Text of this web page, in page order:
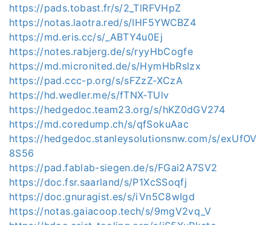
https://pads.tobast.fr/s/2_TlRFVHpZ
https://notas.laotra.red/s/IHF5YWCBZ4
https://md.eris.cc/s/_ABTY4u0Ej
https://notes.rabjerg.de/s/ryyHbCogfe
https://md.micronited.de/s/HymHbRslzx
https://pad.ccc-p.org/s/sFZzZ-XCzA
https://hd.wedler.me/s/fTNX-TUlv
https://hedgedoc.team23.org/s/hKZ0dGV274
https://md.coredump.ch/s/qfSokuAac
https://hedgedoc.stanleysolutionsnw.com/s/exUfOV
8S56
https://pad.fablab-siegen.de/s/FGai2A7SV2
https://doc.fsr.saarland/s/P1XcSSoqfj
https://doc.gnuragist.es/s/iVn5C8wIgd
https://notas.gaiacoop.tech/s/9mgV2vq_V